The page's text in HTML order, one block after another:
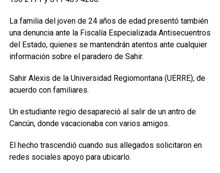
La familia del joven de 24 años de edad presentó también
una denuncia ante la Fiscalía Especializada Antisecuentros
del Estado, quienes se mantendrán atentos ante cualquier
información sobre el paradero de Sahir.
Sahir Alexis de la Universidad Regiomontana (UERRE), de
acuerdo con familiares.
Un estudiante regio desapareció al salir de un antro de
Cancún, donde vacacionaba con varios amigos.
El hecho trascendió cuando sus allegados solicitaron en
redes sociales apoyo para ubicarlo.